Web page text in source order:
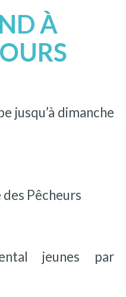
À
jusqu’à dimanche
des Pêcheurs
jeunes par